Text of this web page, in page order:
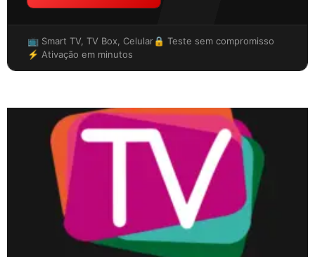
📺 Smart TV, TV Box, Celular🔒 Teste sem compromisso
⚡ Ativação em minutos